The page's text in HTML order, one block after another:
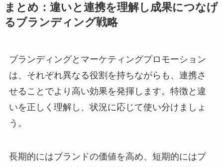
まとめ：違いと連携を理解し成果につなげ
るブランディング戦略
ブランディングとマーケティングプロモーション
は、それぞれ異なる役割を持ちながらも、連携さ
せることでより高い効果を発揮します。特徴と違
いを正しく理解し、状況に応じて使い分けましょ
う。
長期的にはブランドの価値を高め、短期的にはプ